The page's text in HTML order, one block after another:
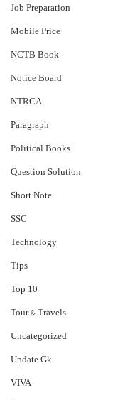
Job Preparation
Mobile Price
NCTB Book
Notice Board
NTRCA
Paragraph
Political Books
Question Solution
Short Note
‍SSC
Technology
Tips
Top 10
Tour & Travels
Uncategorized
Update Gk
VIVA